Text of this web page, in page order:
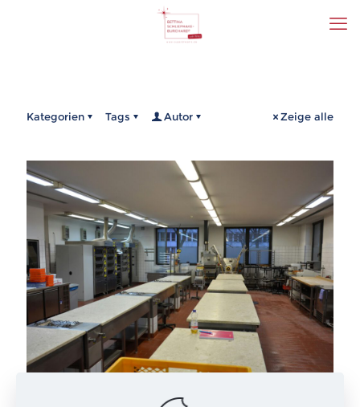
Kategorien Tags Autor Zeige alle